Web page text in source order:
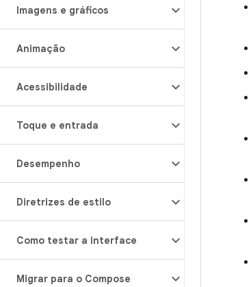
Imagens e gráficos
Animação
Acessibilidade
Toque e entrada
Desempenho
Diretrizes de estilo
Como testar a interface
Migrar para o Compose